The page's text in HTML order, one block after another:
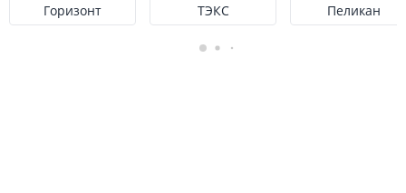
Горизонт ТЭКС Пеликан